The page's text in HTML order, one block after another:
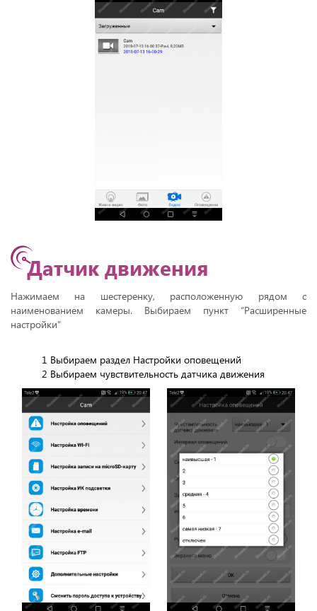
Датчик движения
Нажимаем на шестеренку, расположенную рядом с
наименованием камеры. Выбираем пункт “Расширенные
настройки”
1 Выбираем раздел Настройки оповещений
2 Выбираем чувствительность датчика движения